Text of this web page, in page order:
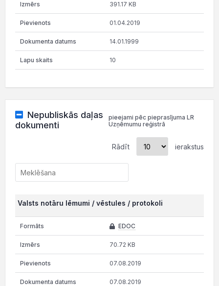
391.17 KB
01.04.2019
14.01.1999
10
Nepubliskās daļas
dokumenti
pieejami pēc pieprasījuma LR
Uzņēmumu reģistrā
Rādīt ierakstus
Valsts notāru lēmumi / vēstules / protokoli
EDOC
70.72 KB
07.08.2019
07.08.2019